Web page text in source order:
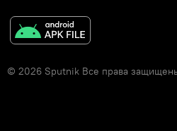
© 2026 Sputnik Все права